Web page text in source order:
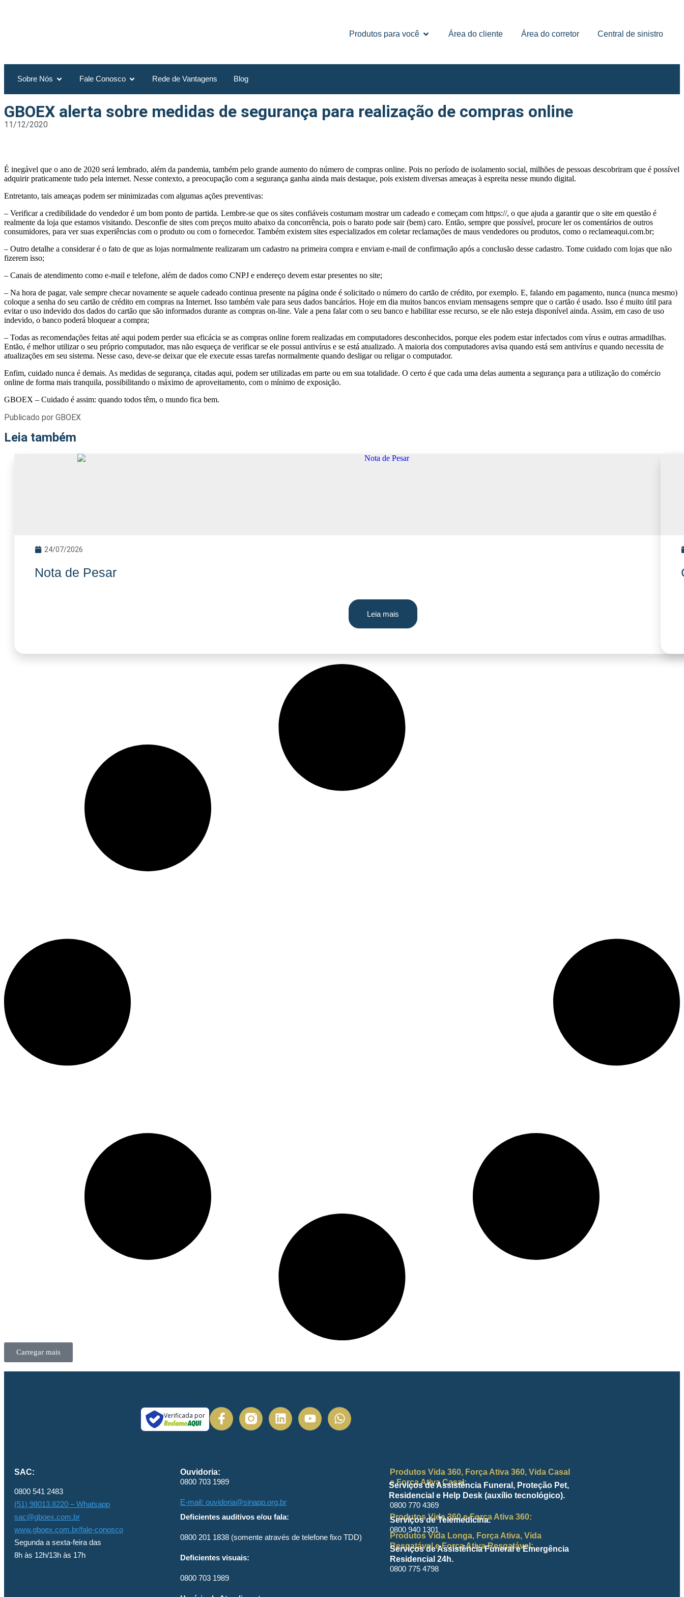
Produtos para você Área do cliente Área do corretor Central de sinistro
Sobre Nós Fale Conosco Rede de Vantagens Blog
GBOEX alerta sobre medidas de segurança para realização de compras online
11/12/2020
É inegável que o ano de 2020 será lembrado, além da pandemia, também pelo grande aumento do número de compras online. Pois no período de isolamento social, milhões de pessoas descobriram que é possível
adquirir praticamente tudo pela internet. Nesse contexto, a preocupação com a segurança ganha ainda mais destaque, pois existem diversas ameaças à espreita nesse mundo digital.
Entretanto, tais ameaças podem ser minimizadas com algumas ações preventivas:
– Verificar a credibilidade do vendedor é um bom ponto de partida. Lembre-se que os sites confiáveis costumam mostrar um cadeado e começam com https://, o que ajuda a garantir que o site em questão é
realmente da loja que estamos visitando. Desconfie de sites com preços muito abaixo da concorrência, pois o barato pode sair (bem) caro. Então, sempre que possível, procure ler os comentários de outros
consumidores, para ver suas experiências com o produto ou com o fornecedor. Também existem sites especializados em coletar reclamações de maus vendedores ou produtos, como o reclameaqui.com.br;
– Outro detalhe a considerar é o fato de que as lojas normalmente realizaram um cadastro na primeira compra e enviam e-mail de confirmação após a conclusão desse cadastro. Tome cuidado com lojas que não
fizerem isso;
– Canais de atendimento como e-mail e telefone, além de dados como CNPJ e endereço devem estar presentes no site;
– Na hora de pagar, vale sempre checar novamente se aquele cadeado continua presente na página onde é solicitado o número do cartão de crédito, por exemplo. E, falando em pagamento, nunca (nunca mesmo)
coloque a senha do seu cartão de crédito em compras na Internet. Isso também vale para seus dados bancários. Hoje em dia muitos bancos enviam mensagens sempre que o cartão é usado. Isso é muito útil para
evitar o uso indevido dos dados do cartão que são informados durante as compras on-line. Vale a pena falar com o seu banco e habilitar esse recurso, se ele não esteja disponível ainda. Assim, em caso de uso
indevido, o banco poderá bloquear a compra;
– Todas as recomendações feitas até aqui podem perder sua eficácia se as compras online forem realizadas em computadores desconhecidos, porque eles podem estar infectados com vírus e outras armadilhas.
Então, é melhor utilizar o seu próprio computador, mas não esqueça de verificar se ele possui antivírus e se está atualizado. A maioria dos computadores avisa quando está sem antivírus e quando necessita de
atualizações em seu sistema. Nesse caso, deve-se deixar que ele execute essas tarefas normalmente quando desligar ou religar o computador.
Enfim, cuidado nunca é demais. As medidas de segurança, citadas aqui, podem ser utilizadas em parte ou em sua totalidade. O certo é que cada uma delas aumenta a segurança para a utilização do comércio
online de forma mais tranquila, possibilitando o máximo de aproveitamento, com o mínimo de exposição.
GBOEX – Cuidado é assim: quando todos têm, o mundo fica bem.
Publicado por GBOEX
Leia também
24/07/2026
Nota de Pesar
Leia mais
Carregar mais
Verificada por
SAC:
0800 541 2483
(51) 98013.8220 – Whatsapp
sac@gboex.com.br
www.gboex.com.br/fale-conosco
Segunda a sexta-feira das
8h às 12h/13h às 17h
Ouvidoria:
0800 703 1989
E-mail: ouvidoria@sinapp.org.br
Deficientes auditivos e/ou fala:
0800 201 1838 (somente através de telefone fixo TDD)
Deficientes visuais:
0800 703 1989
Produtos Vida 360, Força Ativa 360, Vida Casal
e Força Ativa Casal:
Serviços de Assistência Funeral, Proteção Pet,
Residencial e Help Desk (auxílio tecnológico).
0800 770 4369
Produtos Vida 360 e Força Ativa 360:
Serviços de Telemedicina.
0800 940 1301
Produtos Vida Longa, Força Ativa, Vida
Resgatável e Força Ativa Resgatável:
Serviços de Assistência Funeral e Emergência
Residencial 24h.
0800 775 4798